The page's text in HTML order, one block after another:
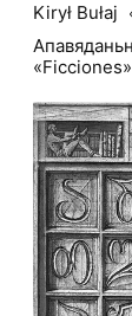
Kirył Bułaj